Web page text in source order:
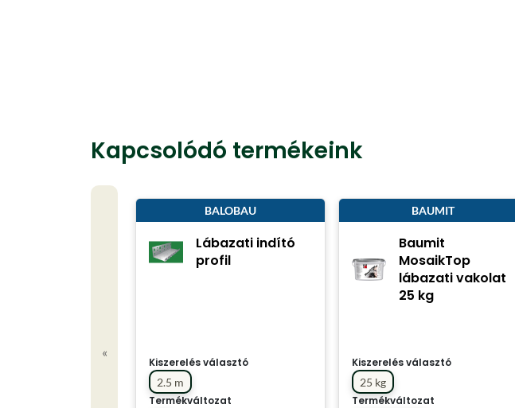
Kapcsolódó termékeink
«
BALOBAU
Lábazati indító
profil
Kiszerelés választó
2.5 m
Termékváltozat
BAUMIT
Baumit
MosaikTop
lábazati vakolat
25 kg
Kiszerelés választó
25 kg
Termékváltozat